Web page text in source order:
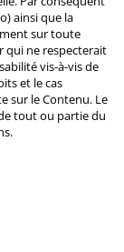
ainsi que la
sur toute
qui ne respecterait
vis-à-vis de
et le cas
sur le Contenu. Le
tout ou partie du